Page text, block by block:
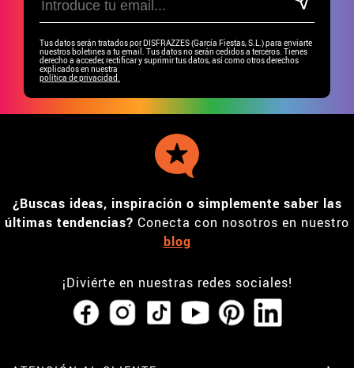
Tus datos serán tratados por DISFRAZZES (García Fiestas, S.L.) para enviarte
nuestros boletines a tu email. Tus datos no serán cedidos a terceros. Tienes
derecho a acceder, rectificar y suprimir tus datos, así como otros derechos
explicados en nuestra
política de privacidad.
¿Buscas ideas, inspiración o simplemente saber las
últimas tendencias? Conecta con nosotros en nuestro
blog
¡Diviérte en nuestras redes sociales!